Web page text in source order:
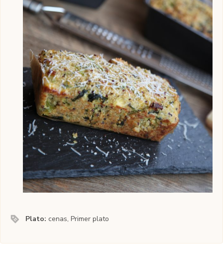
Plato: cenas, Primer plato